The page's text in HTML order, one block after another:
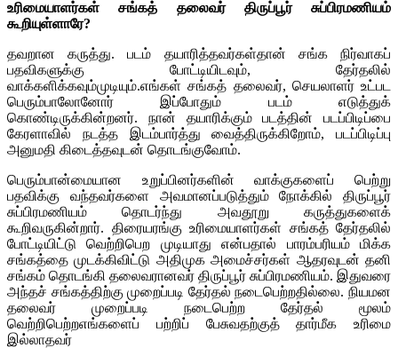
உரிமையாளர்கள் சங்கத் தலைவர் திருப்பூர் சுப்பிரமணியம்
கூறியுள்ளாரே?
தவறான கருத்து. படம் தயாரித்தவர்கள்தான் சங்க நிர்வாகப்
பதவிகளுக்கு போட்டியிடவும், தேர்தலில்
வாக்களிக்கவும்முடியும்.எங்கள் சங்கத் தலைவர், செயலாளர் உட்பட
பெரும்பாலோனோர் இப்போதும் படம் எடுத்துக்
கொண்டிருக்கின்றனர். நான் தயாரிக்கும் படத்தின் படப்பிடிப்பை
கேரளாவில் நடத்த இடம்பார்த்து வைத்திருக்கிறோம், படப்பிடிப்பு
அனுமதி கிடைத்தவுடன் தொடங்குவோம்.
பெரும்பான்மையான உறுப்பினர்களின் வாக்குகளைப் பெற்று
பதவிக்கு வந்தவர்களை அவமானப்படுத்தும் நோக்கில் திருப்பூர்
சுப்பிரமணியம் தொடர்ந்து அவதூறு கருத்துகளைக்
கூறிவருகின்றார். திரையரங்கு உரிமையாளர்கள் சங்கத் தேர்தலில்
போட்டியிட்டு வெற்றிபெற முடியாது என்பதால் பாரம்பரியம் மிக்க
சங்கத்தை முடக்கிவிட்டு அதிமுக அமைச்சர்கள் ஆதரவுடன் தனி
சங்கம் தொடங்கி தலைவரானவர் திருப்பூர் சுப்பிரமணியம். இதுவரை
அந்தச் சங்கத்திற்கு முறைப்படி தேர்தல் நடைபெற்றதில்லை. நியமன
தலைவர் முறைப்படி நடைபெற்ற தேர்தல் மூலம்
வெற்றிபெற்றஎங்களைப் பற்றிப் பேசுவதற்குத் தார்மீக உரிமை
இல்லாதவர்